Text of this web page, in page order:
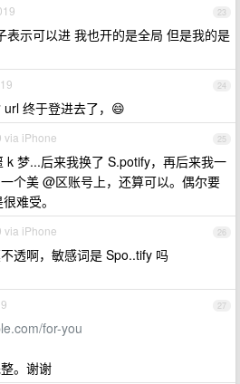
23
表示可以进 我也开的是全局 但是我的是
24
终于登进去了，😄
25
via iPhone
k 梦...后来我换了 S.potify，再后来我一
个美 @区账号上，还算可以。偶尔要
难受。
26
via iPhone
透啊，敏感词是 Spo..tify 吗
27
for-you
。谢谢